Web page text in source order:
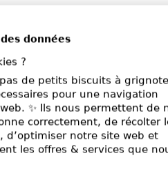
données
?
de petits biscuits à
pour une navigation
✨ Ils nous permettent de
correctement, de récolter
d’optimiser notre site web et
les offres & services que